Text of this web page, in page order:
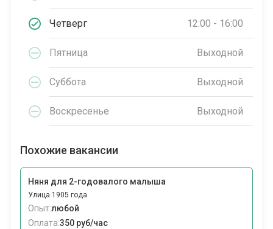
Четверг 12:00 - 16:00
Пятница Выходной
Суббота Выходной
Воскресенье Выходной
Похожие вакансии
Няня для 2-годовалого малыша
Улица 1905 года
Опыт:любой
Оплата:350 руб/час